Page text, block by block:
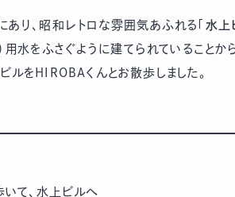
り、昭和レトロな雰囲気あふれる「 水上
用水をふさぐように建てられていること
ルをHIROBAくんとお散歩しました。
て、水上ビルへ